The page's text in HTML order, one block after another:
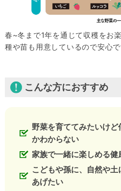
春~冬まで1年を通じて収穫をお
種や苗も用意しているので安心で
こんな方におすすめ
野菜を育ててみたいけ
かわからない
家族で一緒に楽しめる
こどもや孫に、自然や
あげたい